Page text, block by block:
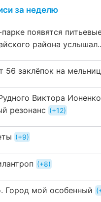
за неделю
появятся
района
56 заклёпок на
Виктора
резонанс
+12
+9
+8
Город мой особенный